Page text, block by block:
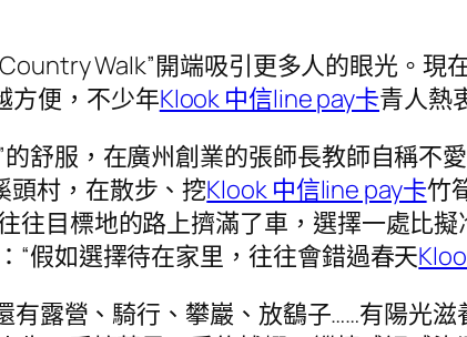
Walk”開端吸引更多人的眼光。現
方便，不少年Klook 中信line pay卡青人熱
舒服，在廣州創業的張師長教師自稱不
頭村，在散步、挖Klook 中信line pay卡竹
往目標地的路上擠滿了車，選擇一處比
“假如選擇待在家里，往往會錯過春天
有露營、騎行、攀巖、放鷂子……有陽光滋